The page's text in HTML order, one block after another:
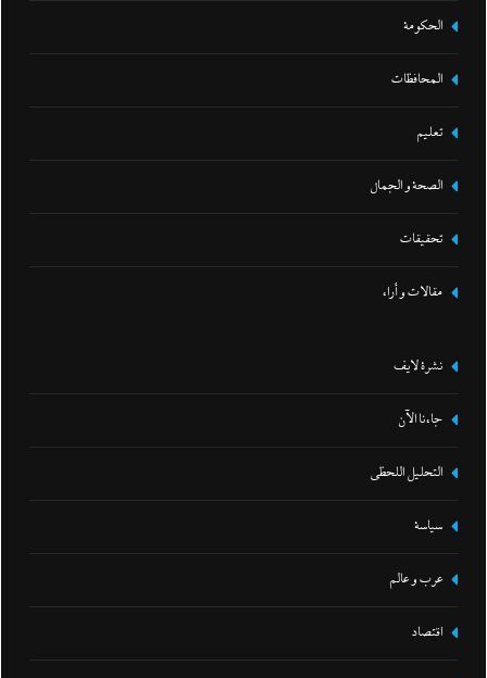
الحكومة
المحافظات
تعليم
الصحة و الجمال
تحقيقات
مقالات و أراء
نشرة لايف
جاءنا الآن
التحليل اللحظي
سياسة
عرب و عالم
اقتصاد